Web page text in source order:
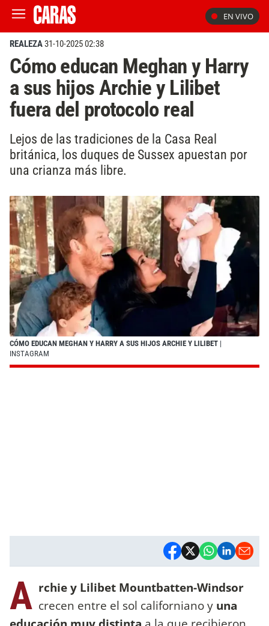
EN VIVO
REALEZA31-10-2025 02:38
Cómo educan Meghan y Harry
a sus hijos Archie y Lilibet
fuera del protocolo real
Lejos de las tradiciones de la Casa Real
británica, los duques de Sussex apuestan por
una crianza más libre.
CÓMO EDUCAN MEGHAN Y HARRY A SUS HIJOS ARCHIE Y LILIBET |
INSTAGRAM
A rchie y Lilibet Mountbatten-Windsor
crecen entre el sol californiano y una